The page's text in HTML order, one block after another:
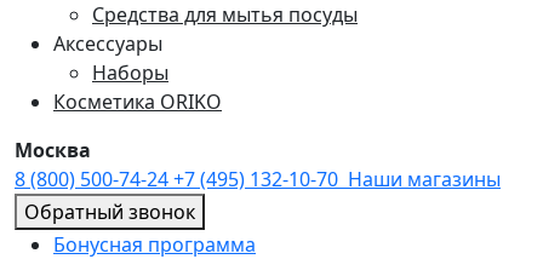
Средства для мытья посуды
Аксессуары
Наборы
Косметика ORIKO
Москва
8 (800) 500-74-24+7 (495) 132-10-70 Наши магазины
Обратный звонок
Бонусная программа